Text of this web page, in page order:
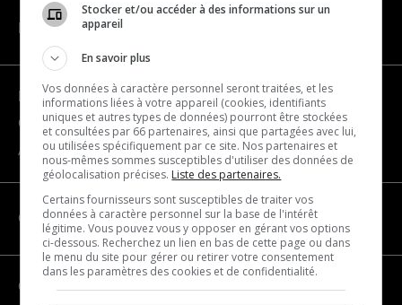
NAVIGATION
Become a partner
Contact us
About us
CATEGORIES
Geography
Stocker et/ou accéder à des informations sur un
appareil
En savoir plus
Vos données à caractère personnel seront traitées, et les
informations liées à votre appareil (cookies, identifiants
uniques et autres types de données) pourront être stockées
et consultées par 66 partenaires, ainsi que partagées avec lui,
ou utilisées spécifiquement par ce site. Nos partenaires et
nous-mêmes sommes susceptibles d'utiliser des données de
géolocalisation précises. Liste des partenaires.
Certains fournisseurs sont susceptibles de traiter vos
données à caractère personnel sur la base de l'intérêt
légitime. Vous pouvez vous y opposer en gérant vos options
ci-dessous. Recherchez un lien en bas de cette page ou dans
le menu du site pour gérer ou retirer votre consentement
dans les paramètres des cookies et de confidentialité.